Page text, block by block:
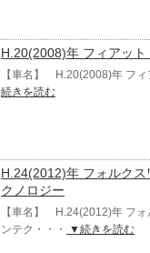
H.20(2008)年 フィアッ
【車名】 H.20(2008)年 フィ
続きを読む
H.24(2012)年 フォルク
クノロジー
【車名】 H.24(2012)年 フォ
ンテク・・・
▼続きを読む